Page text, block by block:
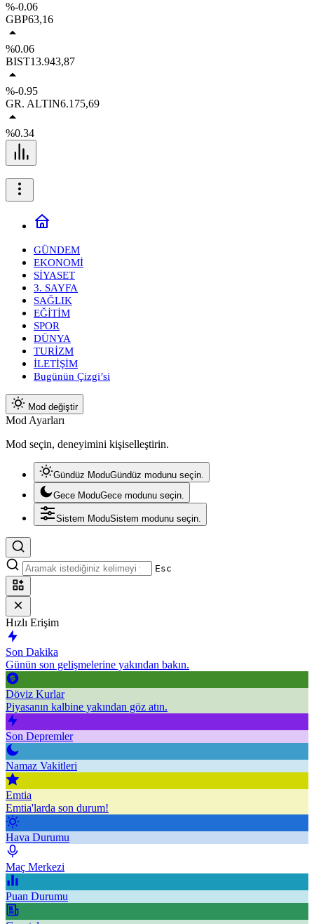
%-0.06
GBP63,16
%0.06
BIST13.943,87
%-0.95
GR. ALTIN6.175,69
%0.34
GÜNDEM
EKONOMİ
SİYASET
3. SAYFA
SAĞLIK
EĞİTİM
SPOR
DÜNYA
TURİZM
İLETİŞİM
Bugünün Çizgi’si
Mod değiştir
Mod Ayarları
Mod seçin, deneyimini kişiselleştirin.
Gündüz ModuGündüz modunu seçin.
Gece ModuGece modunu seçin.
Sistem ModuSistem modunu seçin.
Esc
Hızlı Erişim
Son Dakika
Günün son gelişmelerine yakından bakın.
Döviz Kurlar
Piyasanın kalbine yakından göz atın.
Son Depremler
Namaz Vakitleri
Emtia
Emtia'larda son durum!
Hava Durumu
Maç Merkezi
Puan Durumu